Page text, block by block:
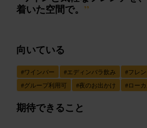
着いた空間で。 ”
向いている
#ワインバー #エディンバラ飲み #フレ
#グループ利用可 #夜のお出かけ #ロー
期待できること